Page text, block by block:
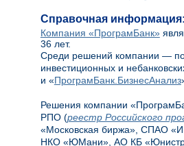
Справочная
Компания «ПрограмБанк»
36 лет.
Среди решений компании —
инвестиционных и
и «ПрограмБанк.БизнесАнализ
Решения компании
РПО (реестр Российского
«Московская биржа», СПАО
НКО «ЮМани», АО КБ